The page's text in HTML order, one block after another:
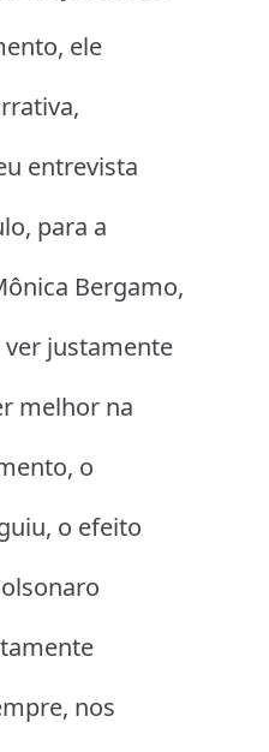
ele
entrevista
para a
Bergamo,
ver justamente
melhor na
o
o efeito
nos